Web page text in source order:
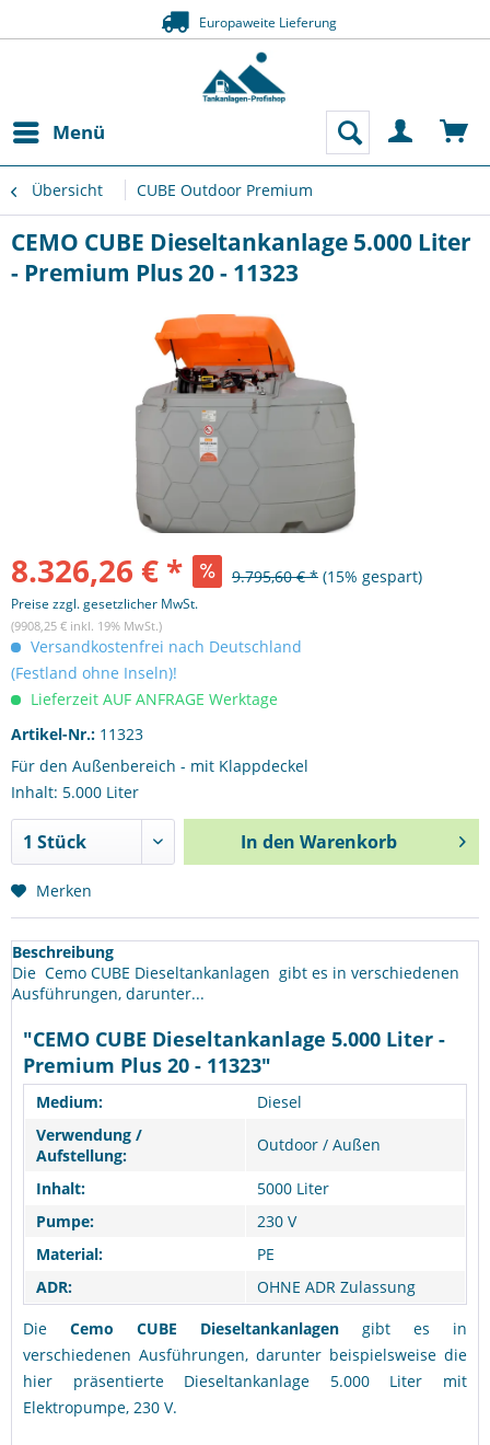
Menü
Übersicht CUBE Outdoor Premium
CEMO CUBE Dieseltankanlage 5.000 Liter
- Premium Plus 20 - 11323
8.326,26 € * 9.795,60 € * (15% gespart)
Preise zzgl. gesetzlicher MwSt.
(9908,25 € inkl. 19% MwSt.)
Versandkostenfrei nach Deutschland
(Festland ohne Inseln)!
Lieferzeit AUF ANFRAGE Werktage
Artikel-Nr.: 11323
Für den Außenbereich - mit Klappdeckel
Inhalt: 5.000 Liter
In den Warenkorb
Merken
Beschreibung
Die Cemo CUBE Dieseltankanlagen gibt es in verschiedenen
Ausführungen, darunter...
"CEMO CUBE Dieseltankanlage 5.000 Liter -
Premium Plus 20 - 11323"
Medium:
Diesel
Verwendung /
Aufstellung:
Outdoor / Außen
Inhalt:
5000 Liter
Pumpe:
230 V
Material:
PE
ADR:
OHNE ADR Zulassung
Die Cemo CUBE Dieseltankanlagen gibt es in
verschiedenen Ausführungen, darunter beispielsweise die
hier präsentierte Dieseltankanlage 5.000 Liter mit
Elektropumpe, 230 V.